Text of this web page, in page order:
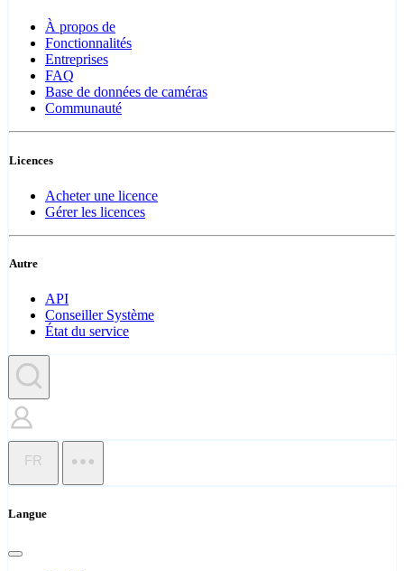
À propos de
Fonctionnalités
Entreprises
FAQ
Base de données de caméras
Communauté
Licences
Acheter une licence
Gérer les licences
Autre
API
Conseiller Système
État du service
FR
Langue